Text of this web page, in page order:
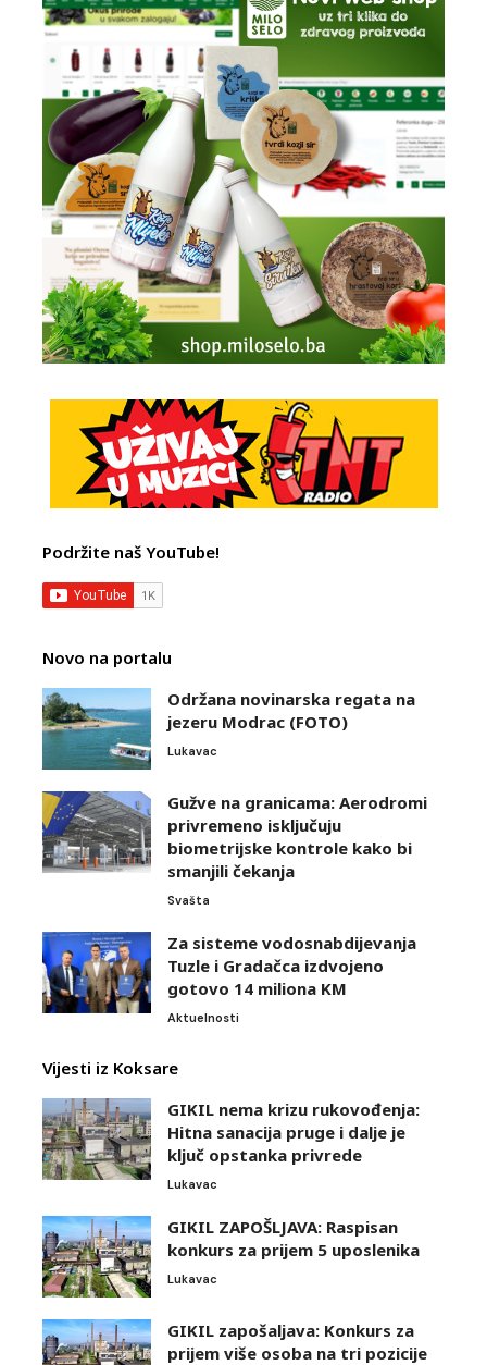
Podržite naš YouTube!
Novo na portalu
Održana novinarska regata na
jezeru Modrac (FOTO)
Lukavac
Gužve na granicama: Aerodromi
privremeno isključuju
biometrijske kontrole kako bi
smanjili čekanja
Svašta
Za sisteme vodosnabdijevanja
Tuzle i Gradačca izdvojeno
gotovo 14 miliona KM
Aktuelnosti
Vijesti iz Koksare
GIKIL nema krizu rukovođenja:
Hitna sanacija pruge i dalje je
ključ opstanka privrede
Lukavac
GIKIL ZAPOŠLJAVA: Raspisan
konkurs za prijem 5 uposlenika
Lukavac
GIKIL zapošaljava: Konkurs za
prijem više osoba na tri pozicije